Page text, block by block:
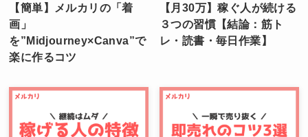
【簡単】メルカリの「着
画」
を”Midjourney×Canva”で
楽に作るコツ
【月30万】稼ぐ人が続ける
３つの習慣【結論：筋ト
レ・読書・毎日作業】